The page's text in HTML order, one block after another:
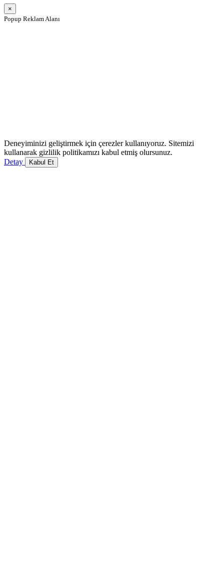
×
Popup Reklam Alanı
Deneyiminizi geliştirmek için çerezler kullanıyoruz. Sitemizi
kullanarak gizlilik politikamızı kabul etmiş olursunuz.
Detay
Kabul Et